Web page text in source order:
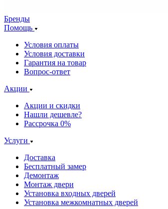
Бренды
Помощь
Условия оплаты
Условия доставки
Гарантия на товар
Вопрос-ответ
Акции
Акции и скидки
Нашли дешевле?
Рассрочка 0%
Услуги
Доставка
Бесплатный замер
Демонтаж
Монтаж двери
Установка входных дверей
Установка межкомнатных дверей